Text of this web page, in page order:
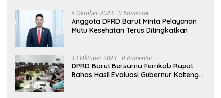
9 Oktober 2023 0 Komentar
Anggota DPRD Barut Minta Pelayanan
Mutu Kesehatan Terus Ditingkatkan
13 Oktober 2023 0 Komentar
DPRD Barut Bersama Pemkab Rapat
Bahas Hasil Evaluasi Gubernur Kalteng